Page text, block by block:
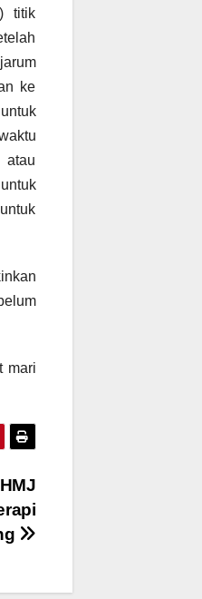
titik
ke
atau
mari